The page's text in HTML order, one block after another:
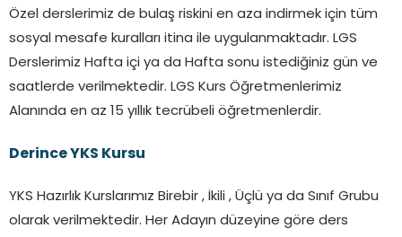
Özel derslerimiz de bulaş riskini en aza indirmek için tüm
sosyal mesafe kuralları itina ile uygulanmaktadır. LGS
Derslerimiz Hafta içi ya da Hafta sonu istediğiniz gün ve
saatlerde verilmektedir. LGS Kurs Öğretmenlerimiz
Alanında en az 15 yıllık tecrübeli öğretmenlerdir.
Derince YKS Kursu
YKS Hazırlık Kurslarımız Birebir , İkili , Üçlü ya da Sınıf Grubu
olarak verilmektedir. Her Adayın düzeyine göre ders